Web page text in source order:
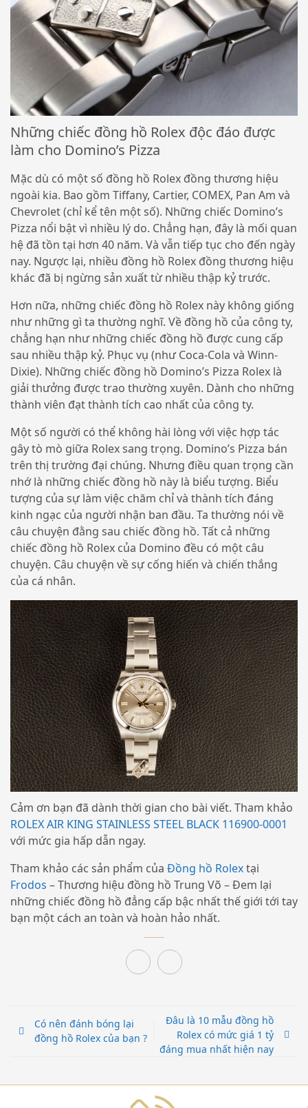
Những chiếc đồng hồ Rolex độc đáo được
làm cho Domino’s Pizza
Mặc dù có một số đồng hồ Rolex đồng thương hiệu
ngoài kia. Bao gồm Tiffany, Cartier, COMEX, Pan Am và
Chevrolet (chỉ kể tên một số). Những chiếc Domino’s
Pizza nổi bật vì nhiều lý do. Chẳng hạn, đây là mối quan
hệ đã tồn tại hơn 40 năm. Và vẫn tiếp tục cho đến ngày
nay. Ngược lại, nhiều đồng hồ Rolex đồng thương hiệu
khác đã bị ngừng sản xuất từ ​​nhiều thập kỷ trước.
Hơn nữa, những chiếc đồng hồ Rolex này không giống
như những gì ta thường nghĩ. Về đồng hồ của công ty,
chẳng hạn như những chiếc đồng hồ được cung cấp
sau nhiều thập kỷ. Phục vụ (như Coca-Cola và Winn-
Dixie). Những chiếc đồng hồ Domino’s Pizza Rolex là
giải thưởng được trao thường xuyên. Dành cho những
thành viên đạt thành tích cao nhất của công ty.
Một số người có thể không hài lòng với việc hợp tác
gây tò mò giữa Rolex sang trọng. Domino’s Pizza bán
trên thị trường đại chúng. Nhưng điều quan trọng cần
nhớ là những chiếc đồng hồ này là biểu tượng. Biểu
tượng của sự làm việc chăm chỉ và thành tích đáng
kinh ngạc của người nhận ban đầu. Ta thường nói về
câu chuyện đằng sau chiếc đồng hồ. Tất cả những
chiếc đồng hồ Rolex của Domino đều có một câu
chuyện. Câu chuyện về sự cống hiến và chiến thắng
của cá nhân.
Cảm ơn bạn đã dành thời gian cho bài viết. Tham khảo
ROLEX AIR KING STAINLESS STEEL BLACK 116900-0001
với mức gia hấp dẫn ngay.
Tham khảo các sản phẩm của Đồng hồ Rolextại
Frodos – Thương hiệu đồng hồ Trung Võ – Đem lại
những chiếc đồng hồ đẳng cấp bậc nhất thế giới tới tay
bạn một cách an toàn và hoàn hảo nhất.
Có nên đánh bóng lại
đồng hồ Rolex của bạn ?
Đâu là 10 mẫu đồng hồ
Rolex có mức giá 1 tỷ
đáng mua nhất hiện nay